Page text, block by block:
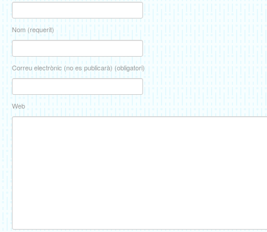
Nom (requerit)
Correu electrònic (no es publicarà) (obligatori)
Web